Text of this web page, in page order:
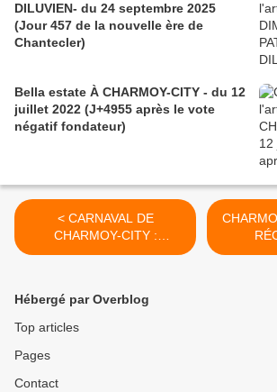
DILUVIEN- du 24 septembre 2025
(Jour 457 de la nouvelle ère de
Chantecler)
Bella estate À CHARMOY-CITY - du 12
juillet 2022 (J+4955 après le vote
négatif fondateur)
< CARNAVAL DE
CHARMOY-CITY :
ORIGINAUX, LES
négatif fondateur)
Hébergé par Overblog
Top articles
Pages
Contact